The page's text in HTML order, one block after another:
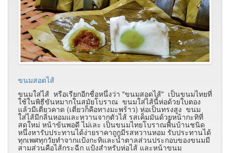
ขนมสอดไส้
ขนมใส่ไส้ หรือเรียกอีกชื่อหนึ่งว่า "ขนมสอดไส้" เป็นขนมไทยที่
ใช้ในพิธีขันหมากในสมัยโบราณ ขนมใส่ไส้นี้ห่อด้วยใบตอง
แล้วมีเตี่ยวคาด (เตี่ยวก็คือทางมะพร้าว) ห่อเป็นทรงสูง ขนม
ใส่ไส้มีกลิ่นหอมและหวานจากตัวไส้ รสเค็มมันด้วยหน้ากะทิที่
สดใหม่ หน้าข้นพอดี ไม่เละ เป็นขนมไทยโบราณพื้นบ้านชนิด
หนึ่งหารับประทานได้ง่ายราคาถูกมีรสหวานหอม รับประทานได้
ทุกเพศทุกวัยทำจากแป้งกะทิและน้ำตาลส่วนประกอบของขนมมี
สามส่วนคือไส้กระฉีก แป้งสำหรับห่อไส้ และหน้าขนม